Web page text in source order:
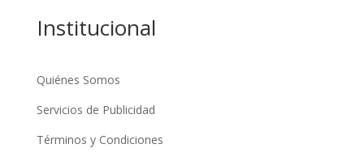
Institucional
Quiénes Somos
Servicios de Publicidad
Términos y Condiciones